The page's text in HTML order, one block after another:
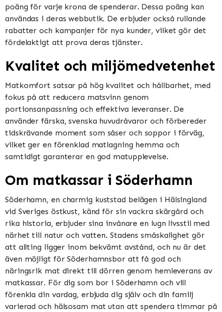
poäng för varje krona de spenderar. Dessa poäng kan
användas i deras webbutik. De erbjuder också rullande
rabatter och kampanjer för nya kunder, vilket gör det
fördelaktigt att prova deras tjänster​​.
Kvalitet och miljömedvetenhet
Matkomfort satsar på hög kvalitet och hållbarhet, med
fokus på att reducera matsvinn genom
portionsanpassning och effektiva leveranser. De
använder färska, svenska huvudråvaror och förbereder
tidskrävande moment som såser och soppor i förväg,
vilket ger en förenklad matlagning hemma och
samtidigt garanterar en god matupplevelse​​​​.
Om matkassar i Söderhamn
Söderhamn, en charmig kuststad belägen i Hälsingland
vid Sveriges östkust, känd för sin vackra skärgård och
rika historia, erbjuder sina invånare en lugn livsstil med
närhet till natur och vatten. Stadens småskalighet gör
att allting ligger inom bekvämt avstånd, och nu är det
även möjligt för Söderhamnsbor att få god och
näringsrik mat direkt till dörren genom hemleverans av
matkassar. För dig som bor i Söderhamn och vill
förenkla din vardag, erbjuda dig själv och din familj
varierad och hälsosam mat utan att spendera timmar på